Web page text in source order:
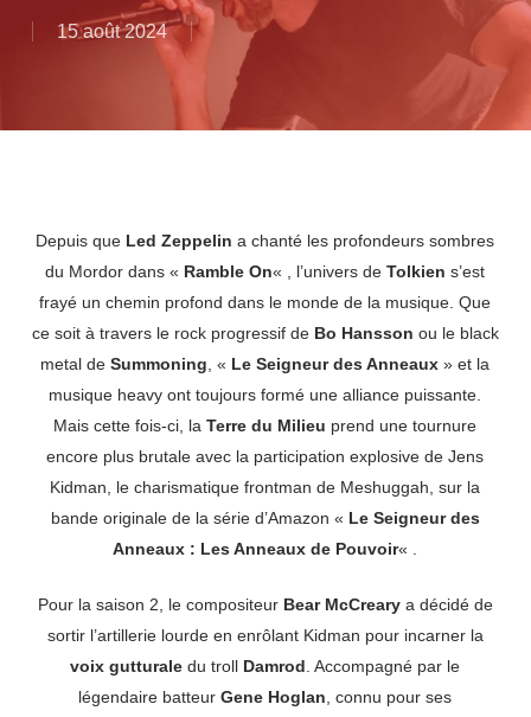
15 août 2024
Depuis que Led Zeppelin a chanté les profondeurs sombres
du Mordor dans « Ramble On« , l’univers deTolkien s’est
frayé un chemin profond dans le monde de la musique. Que
ce soit à travers le rock progressif de Bo Hansson ou le black
metal deSummoning , « Le Seigneur des Anneaux » et la
musique heavy ont toujours formé une alliance puissante.
Mais cette fois-ci, laTerre du Milieu prend une tournure
encore plus brutale avec la participation explosive de Jens
Kidman, le charismatique frontman de Meshuggah, sur la
bande originale de la série d’Amazon « Le Seigneur des
Anneaux : Les Anneaux de Pouvoir« .
Pour la saison 2, le compositeur Bear McCrearya décidé de
sortir l’artillerie lourde en enrôlant Kidman pour incarner la
voix gutturale du troll Damrod . Accompagné par le
légendaire batteurGene Hoglan , connu pour ses